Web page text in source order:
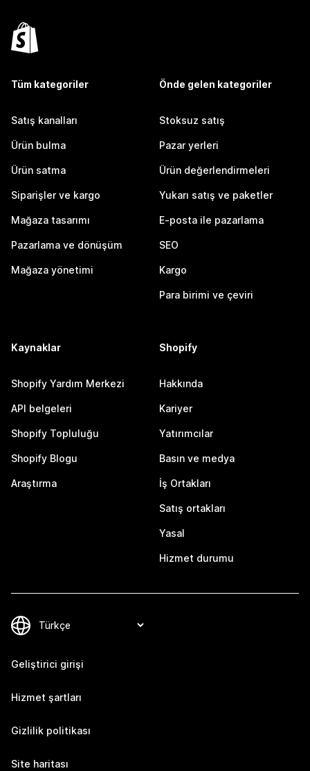
Tüm kategoriler
Satış kanalları
Ürün bulma
Ürün satma
Siparişler ve kargo
Mağaza tasarımı
Pazarlama ve dönüşüm
Mağaza yönetimi
Önde gelen kategoriler
Stoksuz satış
Pazar yerleri
Ürün değerlendirmeleri
Yukarı satış ve paketler
E-posta ile pazarlama
SEO
Kargo
Para birimi ve çeviri
Kaynaklar
Shopify Yardım Merkezi
API belgeleri
Shopify Topluluğu
Shopify Blogu
Araştırma
Shopify
Hakkında
Kariyer
Yatırımcılar
Basın ve medya
İş Ortakları
Satış ortakları
Yasal
Hizmet durumu
Geliştirici girişi
Hizmet şartları
Gizlilik politikası
Site haritası